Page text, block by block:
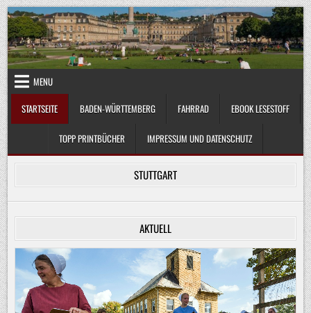
Skip
to
content
MENU
STARTSEITE
BADEN-WÜRTTEMBERG FAHRRAD EBOOK LESESTOFF
TOPP PRINTBÜCHER IMPRESSUM UND DATENSCHUTZ
STUTTGART
AKTUELL